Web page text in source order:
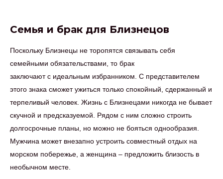
Семья и брак для Близнецов
Поскольку Близнецы не торопятся связывать себя
семейными обязательствами, то брак
заключают с идеальным избранником. С представителем
этого знака сможет ужиться только спокойный, сдержанный и
терпеливый человек. Жизнь с Близнецами никогда не бывает
скучной и предсказуемой. Рядом с ним сложно строить
долгосрочные планы, но можно не бояться однообразия.
Мужчина может внезапно устроить совместный отдых на
морском побережье, а женщина – предложить близость в
необычном месте.